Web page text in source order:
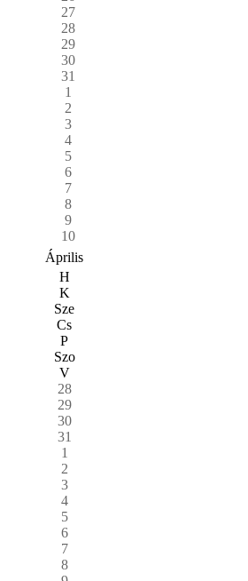
27
28
29
30
31
1
2
3
4
5
6
7
8
9
10
Április
H
K
Sze
Cs
P
Szo
V
28
29
30
31
1
2
3
4
5
6
7
8